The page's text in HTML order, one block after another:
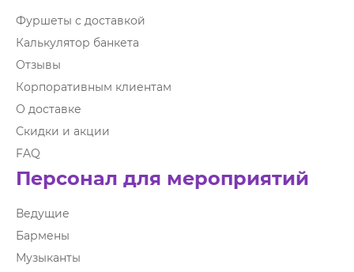
Фуршеты с доставкой
Калькулятор банкета
Отзывы
Корпоративным клиентам
О доставке
Скидки и акции
FAQ
Персонал для мероприятий
Ведущие
Бармены
Музыканты